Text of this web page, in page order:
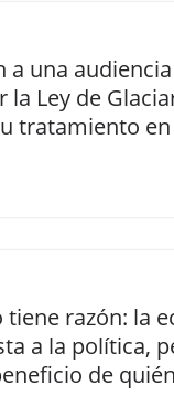
a una
la Ley de
tratamiento
tiene razón: la
a la política,
de quién